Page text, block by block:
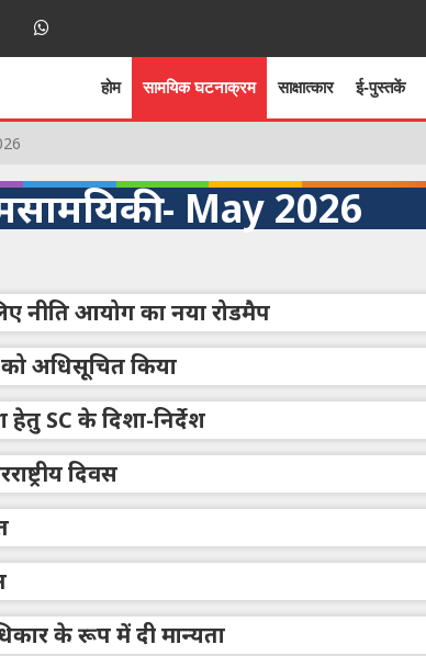
होम सामयिक घटनाक्रम साक्षात्कार ई-पुस्तकें
- May 2026
नीति आयोग का नया रोडमैप
अधिसूचित किया
हेतु SC के दिशा-निर्देश
दिवस
के रूप में दी मान्यता